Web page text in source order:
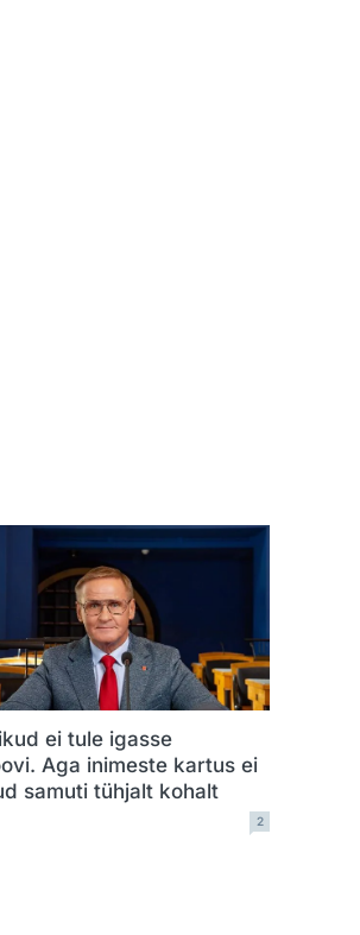
ei tule igasse
Aga inimeste kartus ei
samuti tühjalt kohalt
2